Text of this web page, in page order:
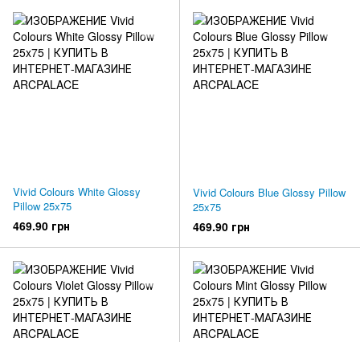
Vivid Colours White Glossy
Pillow 25x75
469.90 грн
Vivid Colours Blue Glossy Pillow
25x75
469.90 грн